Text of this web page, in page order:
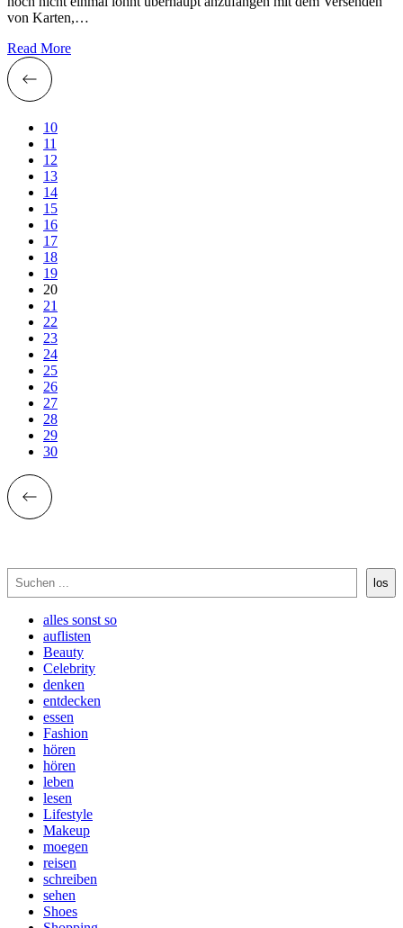
von Karten,…
Read More
10
11
12
13
14
15
16
17
18
19
20
21
22
23
24
25
26
27
28
29
30
Suchen
los
alles sonst so
auflisten
Beauty
Celebrity
denken
entdecken
essen
Fashion
hören
hören
leben
lesen
Lifestyle
Makeup
moegen
reisen
schreiben
sehen
Shoes